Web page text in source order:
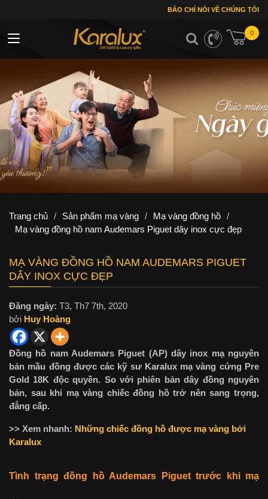
BÁO CHÍ NÓI VỀ CHÚNG TÔI
0
Toggle navigation
Trang chủ / Sản phẩm mạ vàng / Mạ vàng đồng hồ /
Mạ vàng đồng hồ nam Audemars Piguet dây inox cực đẹp
MẠ VÀNG ĐỒNG HỒ NAM AUDEMARS PIGUET
DÂY INOX CỰC ĐẸP
Đăng ngày: T3, Th7 7th, 2020
bởi Huy Hoàng
Đồng hồ nam Audemars Piguet (AP) dây inox mạ nguyên
bản mầu đồng được các kỹ sư Karalux mạ vàng cứng Pre
Gold 18K độc quyền. So với phiên bản dây đồng nguyên
bản, sau khi mạ vàng chiếc đồng hồ trở nên sang trọng,
đẳng cấp.
>> Xem nhanh: Những chiếc đồng hồ được mạ vàng bởi
Karalux
Tình trạng đồng hồ Audemars Piguet trước khi mạ